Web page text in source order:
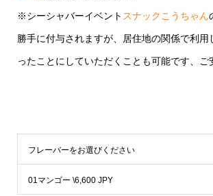
※シーシャバーイベント スナックこうちゃん
勝手に付与されますが、居住地の関係で利用
ったことにしていただくことも可能です、ご
フレーバーをお選びください